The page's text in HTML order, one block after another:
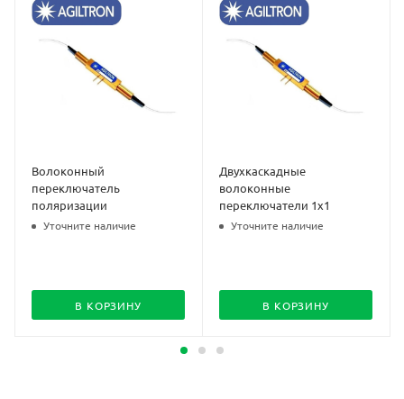
Волоконный
переключатель
поляризации
Уточните наличие
В КОРЗИНУ
Двухкаскадные
волоконные
переключатели 1х1
Уточните наличие
В КОРЗИНУ